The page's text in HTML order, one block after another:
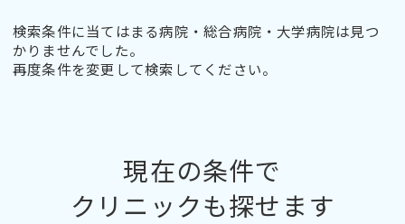
検索条件に当てはまる病院・総合病院・大学病院は見つ
かりませんでした。
再度条件を変更して検索してください。
現在の条件で
クリニックも探せます